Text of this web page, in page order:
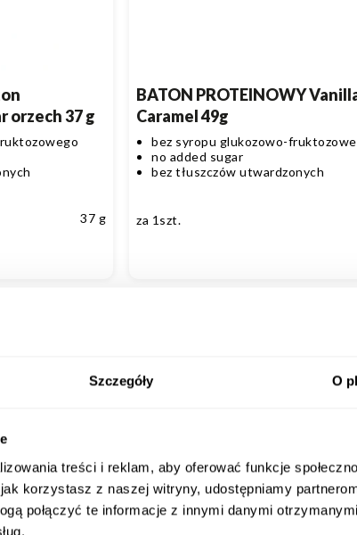
Szczegóły O
treści i reklam, aby oferować funkcje
korzystasz z naszej witryny, udostępniamy
połączyć te informacje z innymi danymi
orzech 37 g
37 g
BATON PROTEINOWY
Caramel 49g
bez syropu glukozowo-
no added sugar
bez tłuszczów utwardzonych
za 1szt.
czy zajęć na uczelni? Chcesz dodać sobie sił po
odpowiedź na przynajmniej jedno z powyższych
słodyczy. Sprawdź naszą ofertę i wybierz baton